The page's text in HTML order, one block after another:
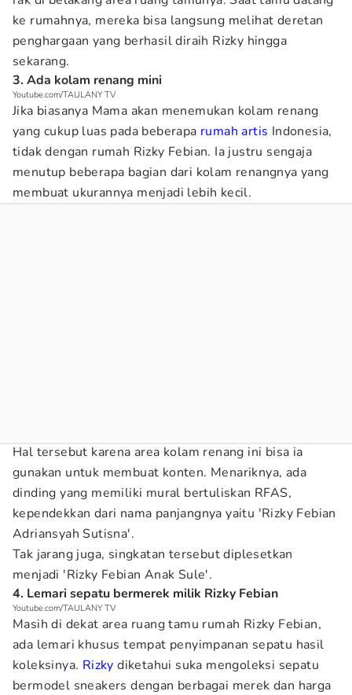
ke rumahnya, mereka bisa langsung melihat deretan
penghargaan yang berhasil diraih Rizky hingga
sekarang.
3. Ada kolam renang mini
Youtube.com/TAULANY TV
Jika biasanya Mama akan menemukan kolam renang
yang cukup luas pada beberapa rumah artis Indonesia,
tidak dengan rumah Rizky Febian. Ia justru sengaja
menutup beberapa bagian dari kolam renangnya yang
membuat ukurannya menjadi lebih kecil.
Hal tersebut karena area kolam renang ini bisa ia
gunakan untuk membuat konten. Menariknya, ada
dinding yang memiliki mural bertuliskan RFAS,
kependekkan dari nama panjangnya yaitu 'Rizky Febian
Adriansyah Sutisna'.
Tak jarang juga, singkatan tersebut diplesetkan
menjadi 'Rizky Febian Anak Sule'.
4. Lemari sepatu bermerek milik Rizky Febian
Youtube.com/TAULANY TV
Masih di dekat area ruang tamu rumah Rizky Febian,
ada lemari khusus tempat penyimpanan sepatu hasil
koleksinya. Rizky diketahui suka mengoleksi sepatu
bermodel sneakers dengan berbagai merek dan harga